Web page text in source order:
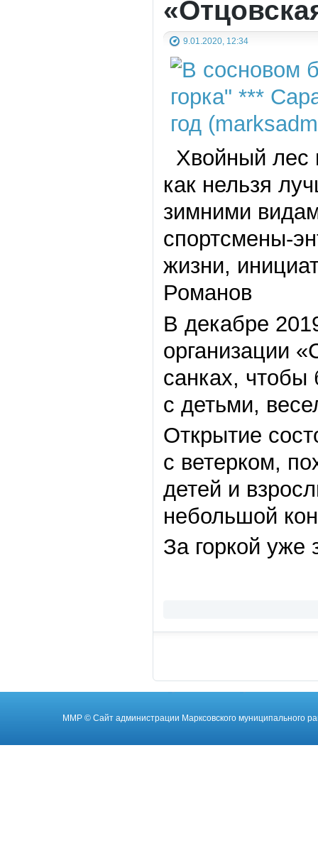
9.01.2020, 12:34
Хвойный лес
как нельзя
зимними
спортсмены-
жизни,
Романов
В декабре
организации
санках,
с детьми,
Открытие
с ветерком,
детей и
небольшой
За горкой уже
ММР © Cайт администрации Марксовского муниципального